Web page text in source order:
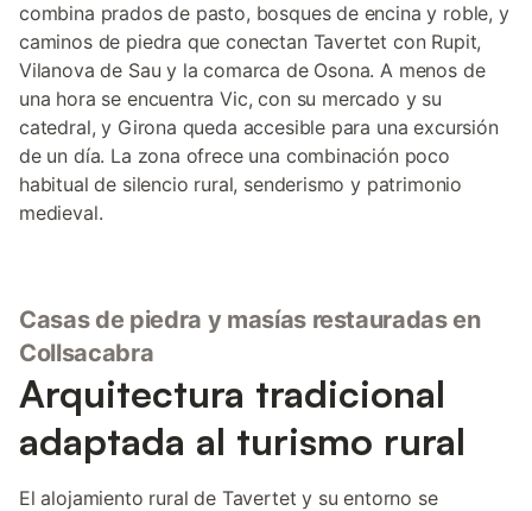
combina prados de pasto, bosques de encina y roble, y
caminos de piedra que conectan Tavertet con Rupit,
Vilanova de Sau y la comarca de Osona. A menos de
una hora se encuentra Vic, con su mercado y su
catedral, y Girona queda accesible para una excursión
de un día. La zona ofrece una combinación poco
habitual de silencio rural, senderismo y patrimonio
medieval.
Casas de piedra y masías restauradas en
Collsacabra
Arquitectura tradicional
adaptada al turismo rural
El alojamiento rural de Tavertet y su entorno se